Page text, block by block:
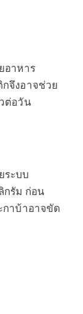
อาหาร
จึงอาจช่วย
ต่อวัน
ระบบ
กรัม ก่อน
กาบ้าอาจขัด